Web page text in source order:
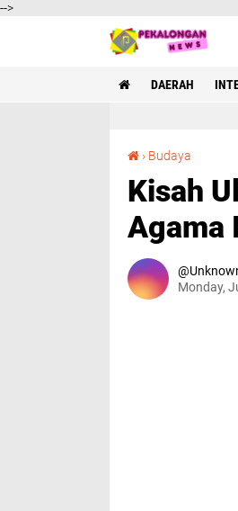
-->
DAERAH
› Budaya
Kisah
Agama
Monday,